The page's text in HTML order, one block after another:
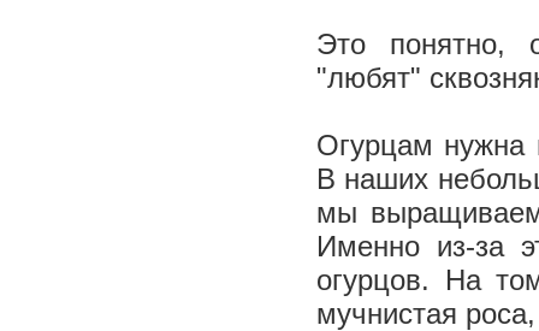
Это понятно,
"любят"
Огурцам нужна
В наших
мы
Именно из-за
огурцов. На
мучнистая